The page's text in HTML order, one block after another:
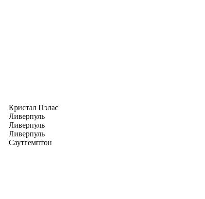
Кристал Пэлас
Ливерпуль
Ливерпуль
Ливерпуль
Саутгемптон